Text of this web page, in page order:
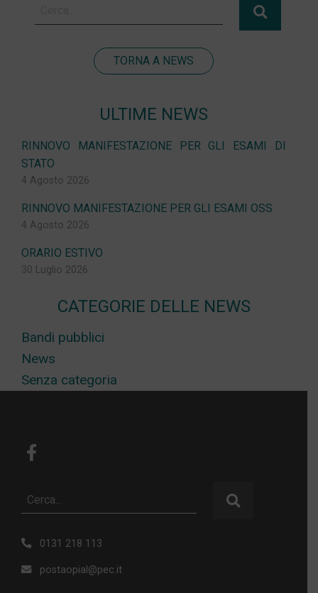
TORNA A NEWS
ULTIME NEWS
RINNOVO MANIFESTAZIONE PER GLI ESAMI DI
STATO
4 Agosto 2026
RINNOVO MANIFESTAZIONE PER GLI ESAMI OSS
4 Agosto 2026
ORARIO ESTIVO
30 Luglio 2026
CATEGORIE DELLE NEWS
Bandi pubblici
News
Senza categoria
0131 218 113
postaopial@pec.it